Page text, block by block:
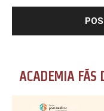
ACADEMIA FÃS